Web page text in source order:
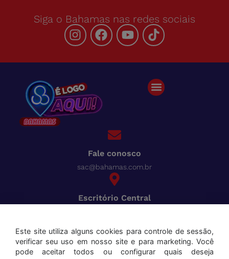
Siga o Bahamas nas redes sociais
Fale conosco
sac@bahamas.com.br
Escritório Central
Cred
Aceitamos os seguintes cartões:
Este site utiliza alguns cookies para controle de sessão,
verificar seu uso em nosso site e para marketing. Você
pode aceitar todos ou configurar quais deseja